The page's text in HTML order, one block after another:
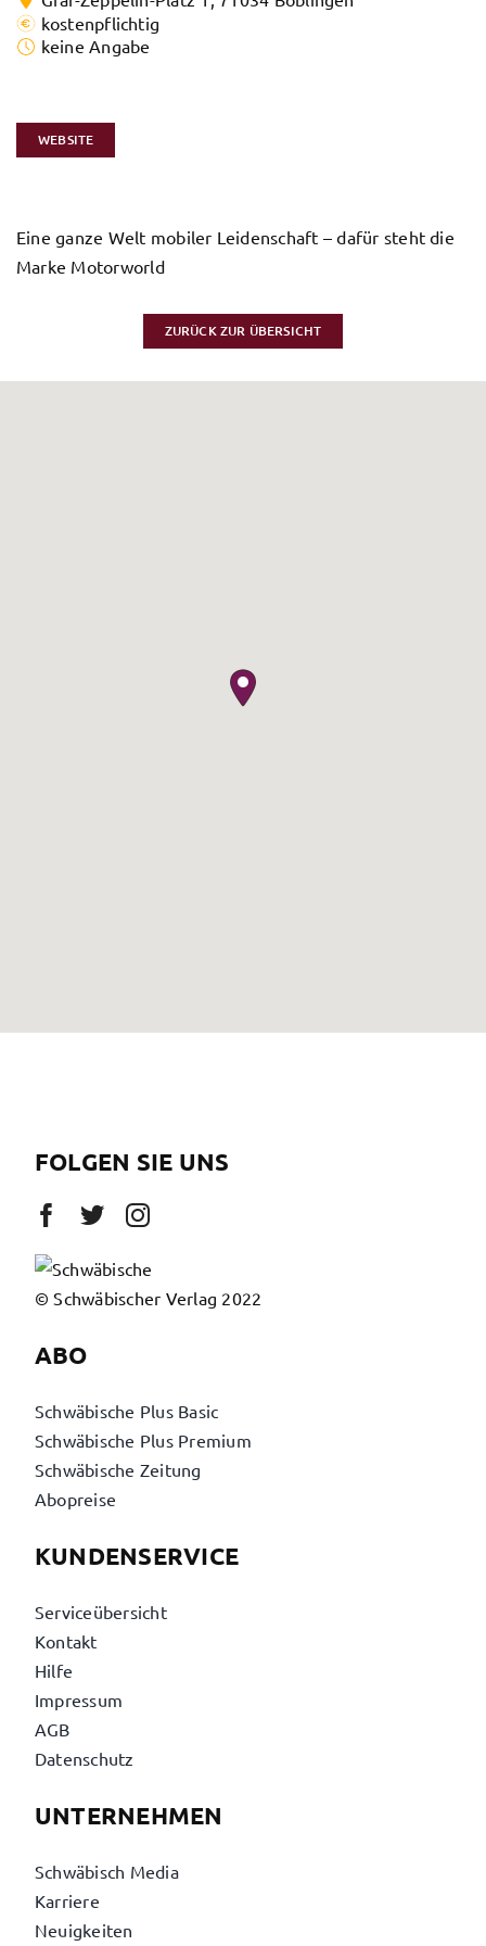
kostenpflichtig
keine Angabe
WEBSITE
Eine ganze Welt mobiler Leidenschaft – dafür steht die
Marke Motorworld
ZURÜCK ZUR ÜBERSICHT
FOLGEN SIE UNS
© Schwäbischer Verlag 2022
ABO
Schwäbische Plus Basic
Schwäbische Plus Premium
Schwäbische Zeitung
Abopreise
KUNDENSERVICE
Serviceübersicht
Kontakt
Hilfe
Impressum
AGB
Datenschutz
UNTERNEHMEN
Schwäbisch Media
Karriere
Neuigkeiten